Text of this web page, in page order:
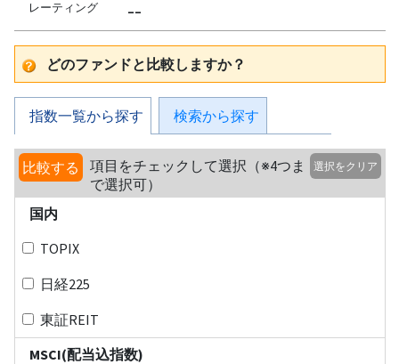
レーティング --
どのファンドと比較しますか？
指数一覧から探す 検索から探す
比較する
項目をチェックして選択（※4つま
で選択可）
選択をクリア
国内
TOPIX
日経225
東証REIT
MSCI(配当込指数)